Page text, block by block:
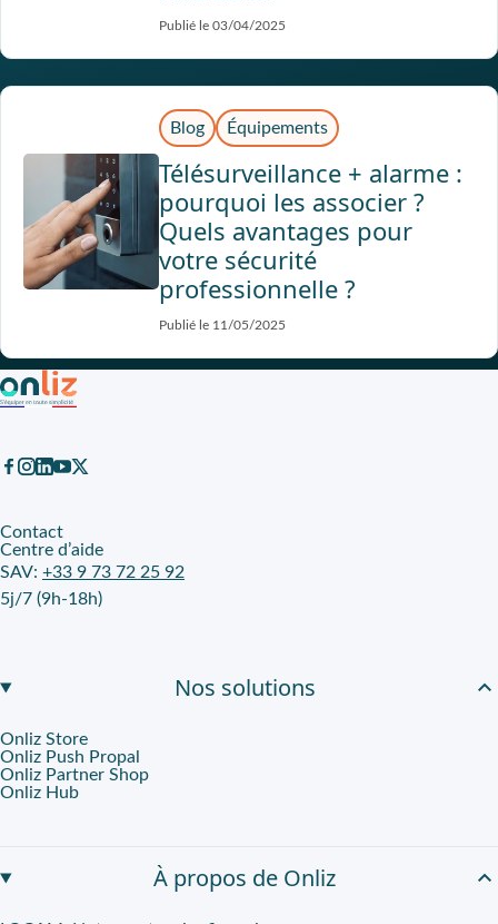
Publié le 03/04/2025
Blog Équipements
Télésurveillance + alarme :
pourquoi les associer ?
Quels avantages pour
votre sécurité
professionnelle ?
Publié le 11/05/2025
Contact
Centre d’aide
SAV: +33 9 73 72 25 92
5j/7 (9h-18h)
Nos solutions
Onliz Store
Onliz Push Propal
Onliz Partner Shop
Onliz Hub
À propos de Onliz